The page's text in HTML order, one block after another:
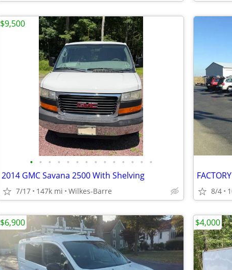
• • • • • • • • • • • • • •
2014 GMC Savana 2500 With Shelving
7/17 147k mi Wilkes-Barre
$9,500
8/4
$6,900 $4,000